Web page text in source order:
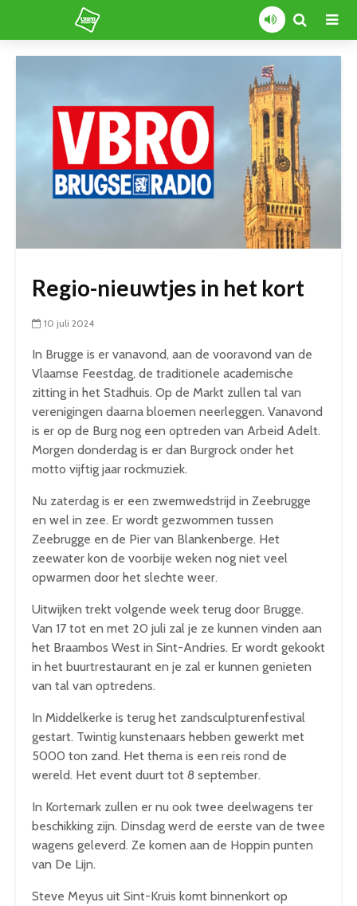
Regio-nieuwtjes in het kort
10 juli 2024
In Brugge is er vanavond, aan de vooravond van de
Vlaamse Feestdag, de traditionele academische
zitting in het Stadhuis. Op de Markt zullen tal van
verenigingen daarna bloemen neerleggen. Vanavond
is er op de Burg nog een optreden van Arbeid Adelt.
Morgen donderdag is er dan Burgrock onder het
motto vijftig jaar rockmuziek.
Nu zaterdag is er een zwemwedstrijd in Zeebrugge
en wel in zee. Er wordt gezwommen tussen
Zeebrugge en de Pier van Blankenberge. Het
zeewater kon de voorbije weken nog niet veel
opwarmen door het slechte weer.
Uitwijken trekt volgende week terug door Brugge.
Van 17 tot en met 20 juli zal je ze kunnen vinden aan
het Braambos West in Sint-Andries. Er wordt gekookt
in het buurtrestaurant en je zal er kunnen genieten
van tal van optredens.
In Middelkerke is terug het zandsculpturenfestival
gestart. Twintig kunstenaars hebben gewerkt met
5000 ton zand. Het thema is een reis rond de
wereld. Het event duurt tot 8 september.
In Kortemark zullen er nu ook twee deelwagens ter
beschikking zijn. Dinsdag werd de eerste van de twee
wagens geleverd. Ze komen aan de Hoppin punten
van De Lijn.
Steve Meyus uit Sint-Kruis komt binnenkort op